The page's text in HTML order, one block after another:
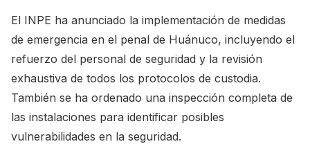
El INPE ha anunciado la implementación de medidas
de emergencia en el penal de Huánuco, incluyendo el
refuerzo del personal de seguridad y la revisión
exhaustiva de todos los protocolos de custodia.
También se ha ordenado una inspección completa de
las instalaciones para identificar posibles
vulnerabilidades en la seguridad.